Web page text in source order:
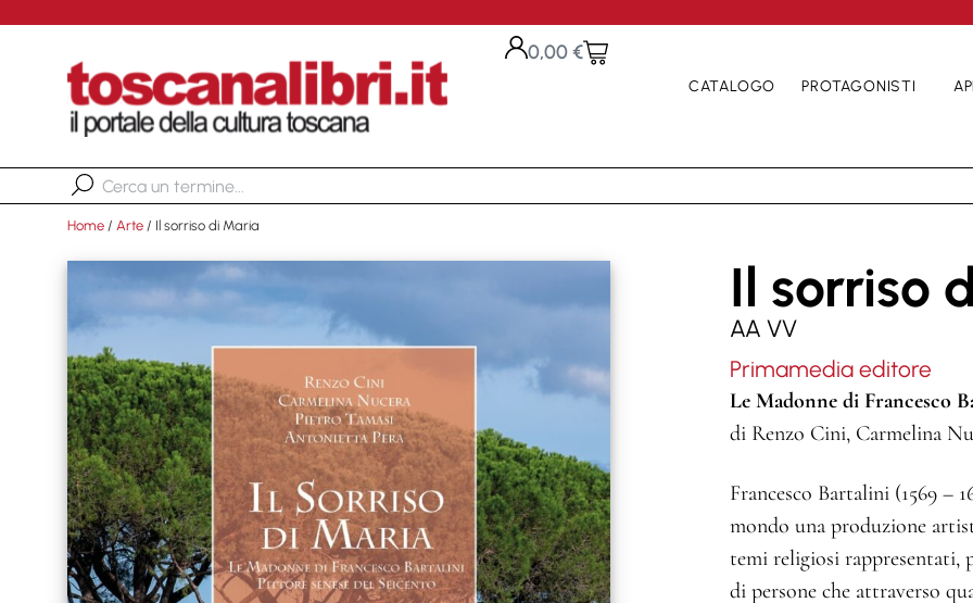
0,00€
CATALOGO PROTAGONISTI
Home / Arte / Il sorriso di Maria
Il sorriso
AA VV
Primamedia editore
Le Madonne di Francesco
di Renzo Cini, Carmelina
Francesco Bartalini (1569 –
mondo una produzione
temi religiosi rappresentati,
di persone che attraverso